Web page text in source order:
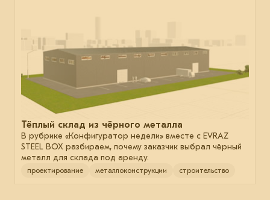
Тёплый склад из чёрного металла
В рубрике «Конфигуратор недели» вместе с EVRAZ
STEEL BOX разбираем, почему заказчик выбрал чёрный
металл для склада под аренду.
проектирование металлоконструкции строительство